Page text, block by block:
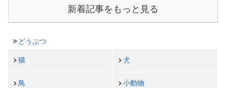
新着記事をもっと見る
どうぶつ
猫 犬
鳥 小動物